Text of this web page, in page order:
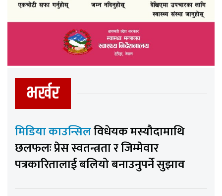
भर्खर
मिडिया काउन्सिलविधेयक मस्यौदामाथि
छलफलः प्रेस स्वतन्त्रता र जिम्मेवार
पत्रकारितालाई बलियो बनाउनुपर्ने सुझाव